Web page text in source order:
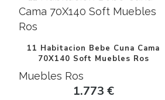
11 Habitacion Bebe Cuna Cama
70X140 Soft Muebles Ros
Muebles Ros
1.773 €